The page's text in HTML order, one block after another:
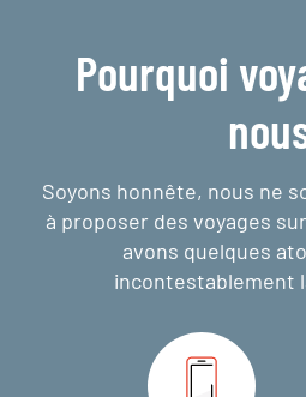
Pourquoi
Soyons honnête, nous ne
à proposer des voyages
avons quelques
incontestablement